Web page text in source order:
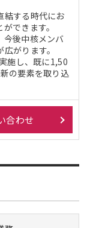
結する時代にお
できます。
今後中核メンバ
がります。
施し、既に1,50
の要素を取り込
合わせ